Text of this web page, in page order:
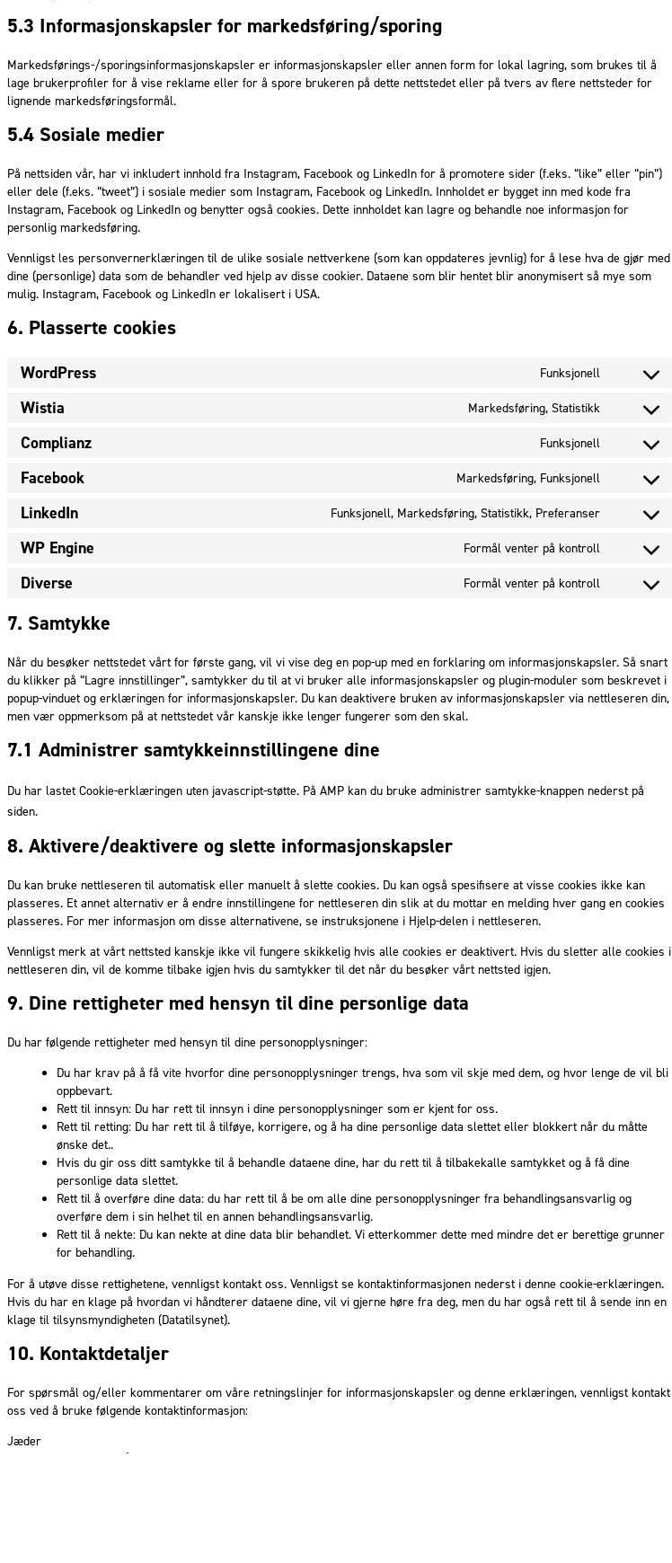
5.3 Informasjonskapsler for markedsføring/sporing
Markedsførings-/sporingsinformasjonskapsler er informasjonskapsler eller annen form for lokal lagring, som brukes til å
lage brukerprofiler for å vise reklame eller for å spore brukeren på dette nettstedet eller på tvers av flere nettsteder for
lignende markedsføringsformål.
5.4 Sosiale medier
På nettsiden vår, har vi inkludert innhold fra Instagram, Facebook og LinkedIn for å promotere sider (f.eks. “like” eller “pin”)
eller dele (f.eks. “tweet”) i sosiale medier som Instagram, Facebook og LinkedIn. Innholdet er bygget inn med kode fra
Instagram, Facebook og LinkedIn og benytter også cookies. Dette innholdet kan lagre og behandle noe informasjon for
personlig markedsføring.
Vennligst les personvernerklæringen til de ulike sosiale nettverkene (som kan oppdateres jevnlig) for å lese hva de gjør med
dine (personlige) data som de behandler ved hjelp av disse cookier. Dataene som blir hentet blir anonymisert så mye som
mulig. Instagram, Facebook og LinkedIn er lokalisert i USA.
6. Plasserte cookies
WordPress Funksjonell
Consent
wordpress
Wistia Markedsføring, Statistikk
Consent
Complianz Funksjonell
Consent
complianz
Facebook Markedsføring, Funksjonell
Consent
facebook
LinkedIn Funksjonell, Markedsføring, Statistikk, Preferanser
Consent
linkedin
WP Engine Formål venter på kontroll
Consent
Diverse Formål venter på kontroll
Consent
diverse
7. Samtykke
Når du besøker nettstedet vårt for første gang, vil vi vise deg en pop-up med en forklaring om informasjonskapsler. Så snart
du klikker på “Lagre innstillinger”, samtykker du til at vi bruker alle informasjonskapsler og plugin-moduler som beskrevet i
popup-vinduet og erklæringen for informasjonskapsler. Du kan deaktivere bruken av informasjonskapsler via nettleseren din,
men vær oppmerksom på at nettstedet vår kanskje ikke lenger fungerer som den skal.
7.1 Administrer samtykkeinnstillingene dine
Du har lastet Cookie-erklæringen uten javascript-støtte. På AMP kan du bruke administrer samtykke-knappen nederst på
siden.
8. Aktivere/deaktivere og slette informasjonskapsler
Du kan bruke nettleseren til automatisk eller manuelt å slette cookies. Du kan også spesifisere at visse cookies ikke kan
plasseres. Et annet alternativ er å endre innstillingene for nettleseren din slik at du mottar en melding hver gang en cookies
plasseres. For mer informasjon om disse alternativene, se instruksjonene i Hjelp-delen i nettleseren.
Vennligst merk at vårt nettsted kanskje ikke vil fungere skikkelig hvis alle cookies er deaktivert. Hvis du sletter alle cookies i
nettleseren din, vil de komme tilbake igjen hvis du samtykker til det når du besøker vårt nettsted igjen.
9. Dine rettigheter med hensyn til dine personlige data
Du har følgende rettigheter med hensyn til dine personopplysninger:
Du har krav på å få vite hvorfor dine personopplysninger trengs, hva som vil skje med dem, og hvor lenge de vil bli
oppbevart.
Rett til innsyn: Du har rett til innsyn i dine personopplysninger som er kjent for oss.
Rett til retting: Du har rett til å tilføye, korrigere, og å ha dine personlige data slettet eller blokkert når du måtte
ønske det..
Hvis du gir oss ditt samtykke til å behandle dataene dine, har du rett til å tilbakekalle samtykket og å få dine
personlige data slettet.
Rett til å overføre dine data: du har rett til å be om alle dine personopplysninger fra behandlingsansvarlig og
overføre dem i sin helhet til en annen behandlingsansvarlig.
Rett til å nekte: Du kan nekte at dine data blir behandlet. Vi etterkommer dette med mindre det er berettige grunner
for behandling.
For å utøve disse rettighetene, vennligst kontakt oss. Vennligst se kontaktinformasjonen nederst i denne cookie-erklæringen.
Hvis du har en klage på hvordan vi håndterer dataene dine, vil vi gjerne høre fra deg, men du har også rett til å sende inn en
klage til tilsynsmyndigheten (Datatilsynet).
10. Kontaktdetaljer
For spørsmål og/eller kommentarer om våre retningslinjer for informasjonskapsler og denne erklæringen, vennligst kontakt
oss ved å bruke følgende kontaktinformasjon:
Jæder
Skurvemarka 5, 4331 Ålgård